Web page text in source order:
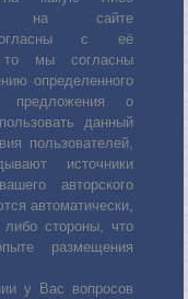
на сайте
с её
то мы согласны
определенного
предложения о
данный
пользователей,
источники
авторского
автоматически,
стороны, что
размещения
у Вас вопросов